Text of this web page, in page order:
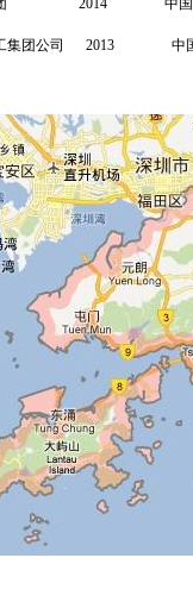
集团 2014 中国
集团公司 2013 中